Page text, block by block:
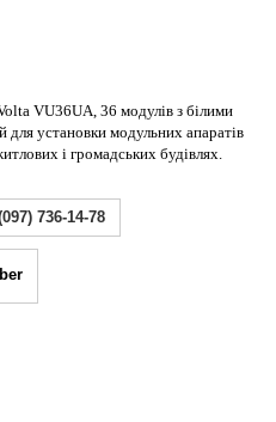
VU36UA, 36 модулів з білими
для установки модульних апаратів
і громадських будівлях.
736-14-78